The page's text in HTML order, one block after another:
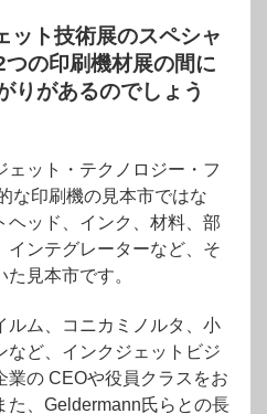
ト技術展のスペシャ
の印刷機材展の間に
りがあるのでしょう
ェット・テクノロジー・フ
な印刷機の見本市ではな
ヘッド、インク、材料、部
インテグレーターなど、そ
見本市です。
ルム、コニカミノルタ、小
など、インクジェットビジ
業の CEOや役員クラスをお
た、Geldermann氏らとの長